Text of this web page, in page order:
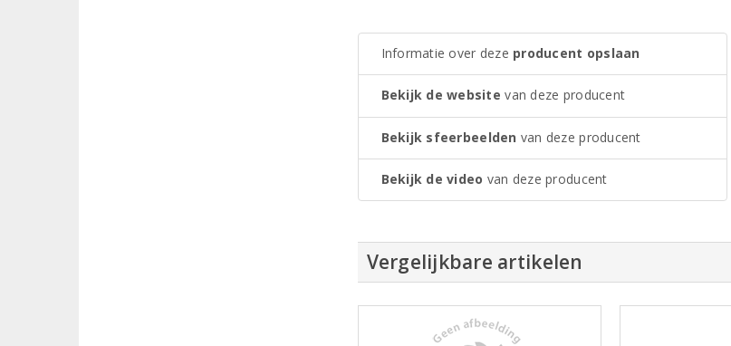
Informatie over deze producent opslaan
Bekijk de website van deze producent
Bekijk sfeerbeelden van deze producent
Bekijk de video van deze producent
Vergelijkbare artikelen